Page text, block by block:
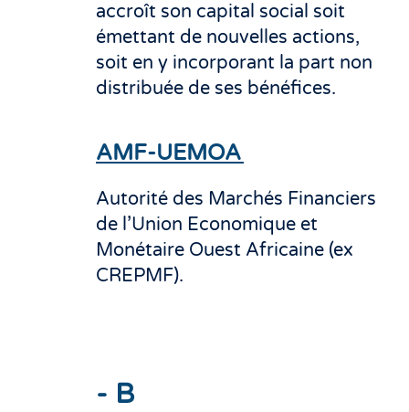
accroît son capital social soit
émettant de nouvelles actions,
soit en y incorporant la part non
distribuée de ses bénéfices.
AMF-UEMOA
Autorité des Marchés Financiers
de l’Union Economique et
Monétaire Ouest Africaine (ex
CREPMF).
- B